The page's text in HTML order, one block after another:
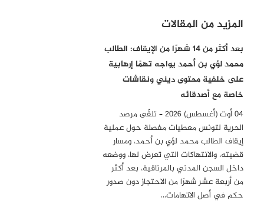
المزيد من المقالات
بعد أكثر من 14 شهرًا من الإيقاف: الطالب
محمد لؤي بن أحمد يواجه تهمًا إرهابية
على خلفية محتوى ديني ونقاشات
خاصة مع أصدقائه
04 أوت (أغسطس) 2026 – تلقّى مرصد
الحرية لتونس معطيات مفصلة حول عملية
إيقاف الطالب محمد لؤي بن أحمد، ومسار
قضيته، والانتهاكات التي تعرض لها، ووضعه
داخل السجن المدني بالمرناقية، بعد أكثر
من أربعة عشر شهرًا من الاحتجاز دون صدور
حكم في أصل الاتهامات…